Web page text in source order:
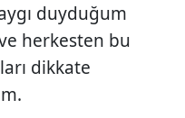
duyduğum
herkesten bu
dikkate